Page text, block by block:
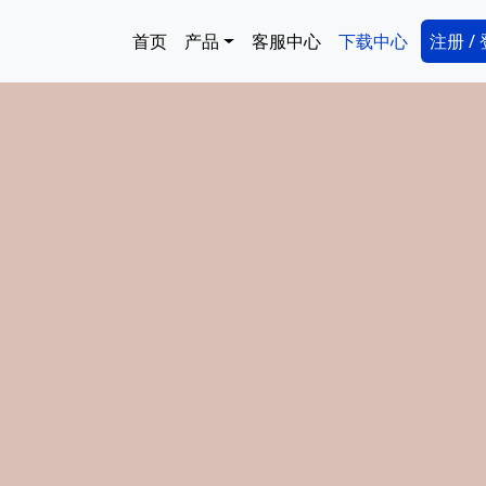
Main navigation
首页 产品 客服中心 下载中心 注册 /